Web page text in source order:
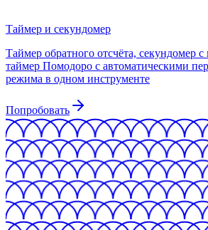
Таймер и секундомер
Таймер обратного отсчёта, секундомер
таймер Помодоро с автоматическими
режима в одном инструменте
Попробовать